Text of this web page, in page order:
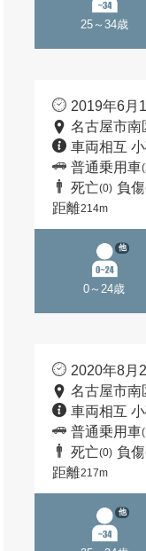
25～34歳
2019年6月
名古屋市南
車両相互
普通乗用車
死亡(0) 負傷
距離214m
0～24歳
他
2020年8月
名古屋市南
車両相互
普通乗用車
死亡(0) 負傷
距離217m
他